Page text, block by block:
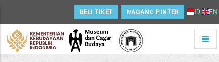
BELI TIKET MAGANG PINTER ID EN
Home
Toggle